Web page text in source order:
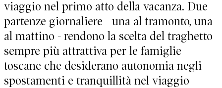
viaggio nel primo atto della vacanza. Due
partenze giornaliere - una al tramonto, una
al mattino - rendono la scelta del traghetto
sempre più attrattiva per le famiglie
toscane che desiderano autonomia negli
spostamenti e tranquillità nel viaggio